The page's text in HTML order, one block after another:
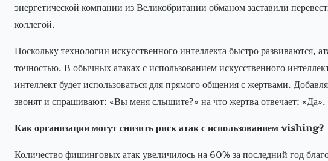
энергетической компании из Великобритании обманом заставили
коллегой.
Поскольку технологии искусственного интеллекта быстро развиваются,
точностью. В обычных атаках с использованием искусственного
интеллект будет использоваться для прямого общения с жертвами.
звонят и спрашивают: «Вы меня слышите?» на что жертва отвечает:
Как организации могут снизить риск атак с использованием vishing?
Количество фишинговых атак увеличилось на 60% за последний год